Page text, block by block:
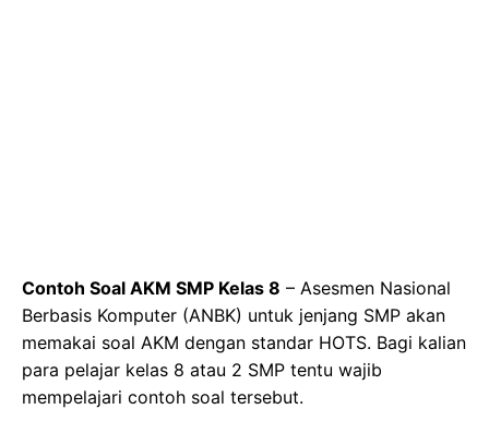
Contoh Soal AKM SMP Kelas 8 – Asesmen Nasional
Berbasis Komputer (ANBK) untuk jenjang SMP akan
memakai soal AKM dengan standar HOTS. Bagi kalian
para pelajar kelas 8 atau 2 SMP tentu wajib
mempelajari contoh soal tersebut.